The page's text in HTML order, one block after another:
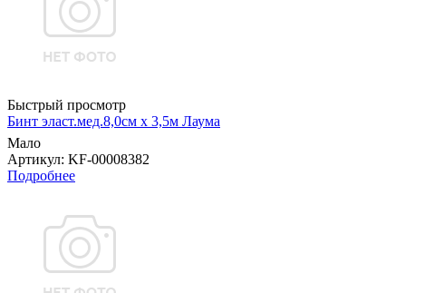
Быстрый просмотр
Бинт эласт.мед.8,0см х 3,5м Лаума
Мало
Артикул: KF-00008382
Подробнее